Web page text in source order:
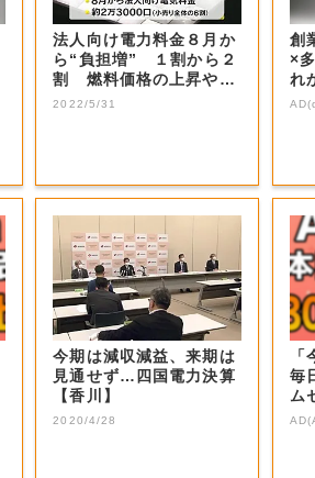
法人向け電力料金８月か
ら“負担増” １割から２
割 燃料価格の上昇や円
安の影響で ...
2022/5/31
創
×
れ
今期は減収減益、来期は
見通せず…四国電力決算
【香川】
2020/4/28
毎
ム